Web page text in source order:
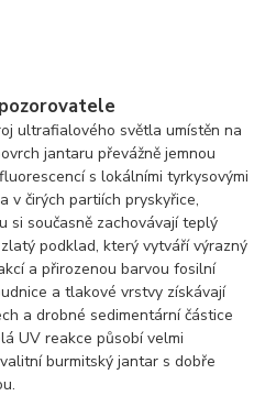
ultrafialového světla umístěn na
jantaru převážně jemnou
s lokálními tyrkysovými
v čirých partiích pryskyřice,
si současně zachovávají teplý
podklad, který vytváří výrazný
a přirozenou barvou fosilní
a tlakové vrstvy získávají
a drobné sedimentární částice
UV reakce působí velmi
burmitský jantar s dobře